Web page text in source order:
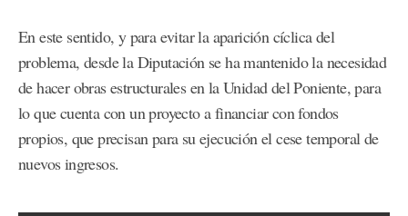
En este sentido, y para evitar la aparición cíclica del
problema, desde la Diputación se ha mantenido la necesidad
de hacer obras estructurales en la Unidad del Poniente, para
lo que cuenta con un proyecto a financiar con fondos
propios, que precisan para su ejecución el cese temporal de
nuevos ingresos.